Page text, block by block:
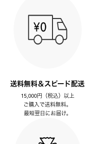
送料無料＆スピード配送
15,000円（税込）以上
ご購入で送料無料。
最短翌日にお届け。